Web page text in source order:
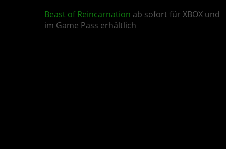
Beast of Reincarnation ab sofort für XBOX und
im Game Pass erhältlich